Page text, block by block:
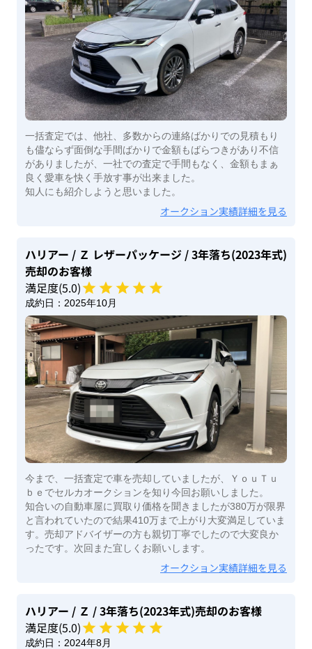
一括査定では、他社、多数からの連絡ばかりでの見積もり
も儘ならず面倒な手間ばかりで金額もばらつきがあり不信
がありましたが、一社での査定で手間もなく、金額もまぁ
良く愛車を快く手放す事が出来ました。
知人にも紹介しようと思いました。
オークション実績詳細を見る
ハリアー / Ｚ レザーパッケージ / 3年落ち(2023年式)
売却のお客様
満足度(5.0)
成約日： 2025年10月
今まで、一括査定で車を売却していましたが、ＹｏｕＴｕ
ｂｅでセルカオークションを知り今回お願いしました。
知合いの自動車屋に買取り価格を聞きましたが380万が限界
と言われていたので結果410万まで上がり大変満足していま
す。売却アドバイザーの方も親切丁寧でしたので大変良か
ったです。次回また宜しくお願いします。
オークション実績詳細を見る
ハリアー / Ｚ / 3年落ち(2023年式)売却のお客様
満足度(5.0)
成約日： 2024年8月